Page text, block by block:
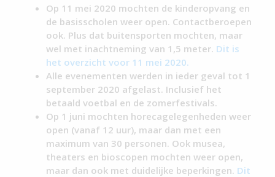
Op 11 mei 2020 mochten de kinderopvang en
de basisscholen weer open. Contactberoepen
ook. Plus dat buitensporten mochten, maar
wel met inachtneming van 1,5 meter. Dit is
het overzicht voor 11 mei 2020.
Alle evenementen werden in ieder geval tot 1
september 2020 afgelast. Inclusief het
betaald voetbal en de zomerfestivals.
Op 1 juni mochten horecagelegenheden weer
open (vanaf 12 uur), maar dan met een
maximum van 30 personen. Ook musea,
theaters en bioscopen mochten weer open,
maar dan ook met duidelijke beperkingen. Dit